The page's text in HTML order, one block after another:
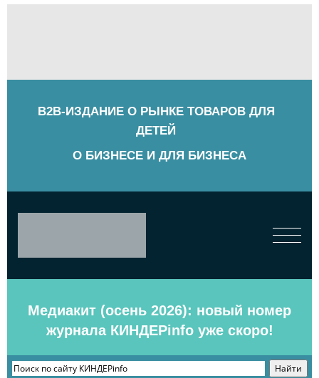
B2B-ИЗДАНИЕ О РЫНКЕ ТОВАРОВ ДЛЯ
ДЕТЕЙ
О БИЗНЕСЕ И ДЛЯ БИЗНЕСА
Медиакит (осень 2026): новый номер
журнала КИНДЕРinfo уже скоро!